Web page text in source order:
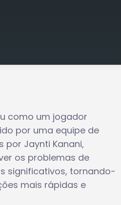
como um jogador
por uma equipe de
por Jaynti Kanani,
os problemas de
significativos, tornando-
mais rápidas e